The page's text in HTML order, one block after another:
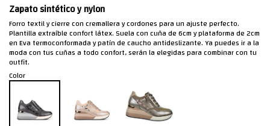
Zapato sintético y nylon
Forro textil y cierre con cremallera y cordones para un ajuste perfecto.
Plantilla extraíble confort látex. Suela con cuña de 6cm y plataforma de 2cm
en Eva termoconformada y patín de caucho antideslizante. Ya puedes ir a la
moda con tus cuñas a todo confort, serán la elegidas para combinar con tu
outfit.
Color